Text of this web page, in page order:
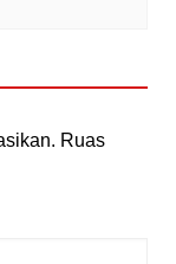
Ruas